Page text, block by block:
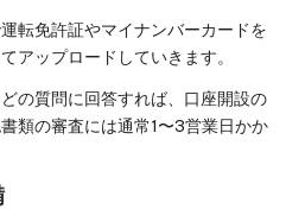
転免許証やマイナンバーカードを
アップロードしていきます。
の質問に回答すれば、口座開設の
類の審査には通常1〜3営業日かか